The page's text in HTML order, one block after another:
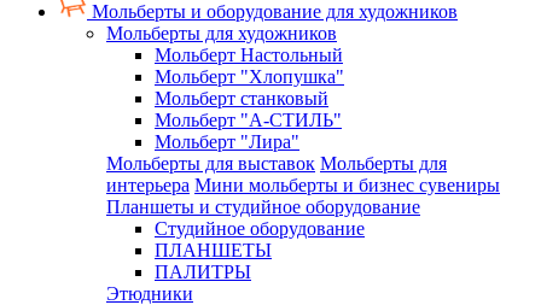
Мольберты и оборудование для художников
Мольберты для художников
Мольберт Настольный
Мольберт "Хлопушка"
Мольберт станковый
Мольберт "А-СТИЛЬ"
Мольберт "Лира"
Мольберты для выставок Мольберты для
интерьера Мини мольберты и бизнес сувениры
Планшеты и студийное оборудование
Студийное оборудование
ПЛАНШЕТЫ
ПАЛИТРЫ
Этюдники